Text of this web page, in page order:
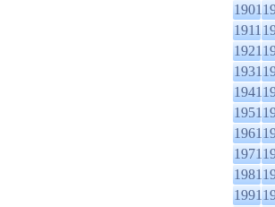
1901
1911
1921
1931
1941
1951
1961
1971
1981
1991